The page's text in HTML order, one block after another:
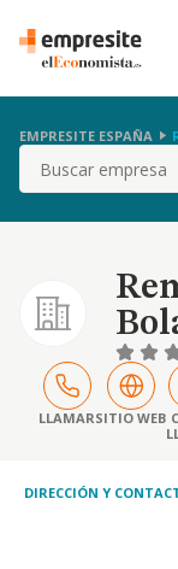
EMPRESITE ESPAÑA
Buscar
LLAMARSITIO WEB
DIRECCIÓN Y